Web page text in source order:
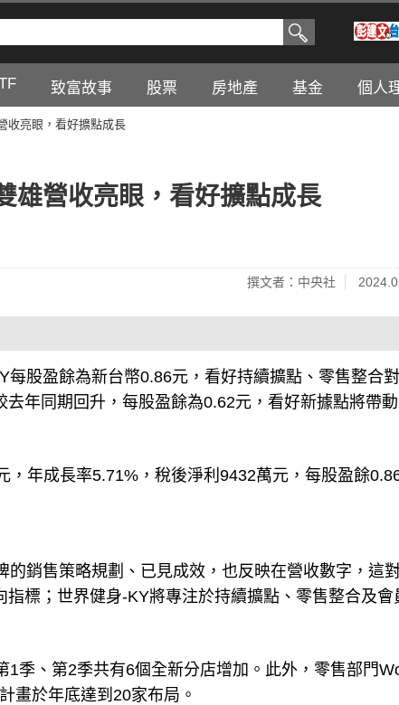
致富故事 股票 房地產 基金 個人
收亮眼，看好擴點成長
雄營收亮眼，看好擴點成長
撰文者：中央社
每股盈餘為新台幣0.86元，看好持續擴點、零售整合
年同期回升，每股盈餘為0.62元，看好新據點將帶
，年成長率5.71%，稅後淨利9432萬元，每股盈餘
的銷售策略規劃、已見成效，也反映在營收數字，這
標；世界健身-KY將專注於持續擴點、零售整合及會
1季、第2季共有6個全新分店增加。此外，零售部門
畫於年底達到20家布局。